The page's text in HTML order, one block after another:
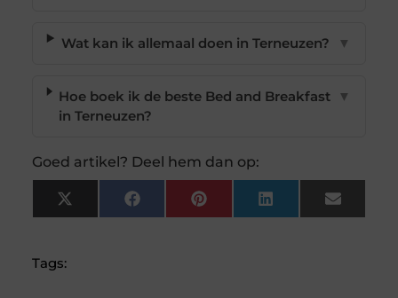
Wat kan ik allemaal doen in Terneuzen? ▼
Hoe boek ik de beste Bed and Breakfast
in Terneuzen?
▼
Goed artikel? Deel hem dan op:
X
(Twitter)
FacebookPinterest LinkedIn Email
Tags: